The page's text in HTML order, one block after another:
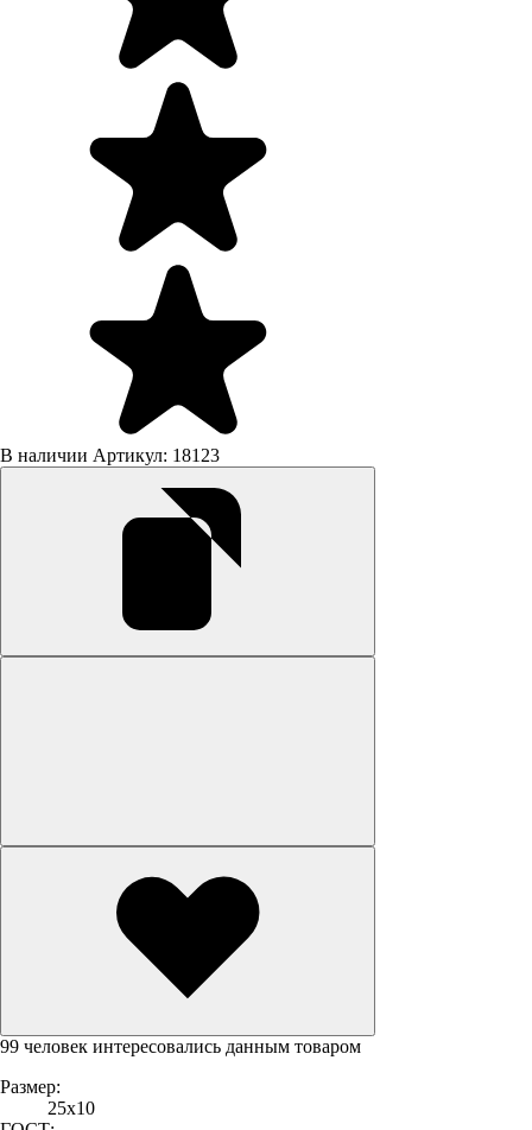
В наличии Артикул: 18123
99 человек интересовались данным товаром
Размер:
25х10